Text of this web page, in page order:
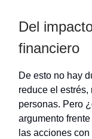
Del
financiero
De esto no hay
reduce el
personas. Pero
argumento
las acciones